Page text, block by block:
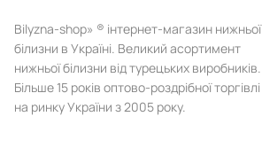
Bilyzna-shop» ® інтернет-магазин нижньої
білизни в Україні. Великий асортимент
нижньої білизни від турецьких виробників.
Більше 15 років оптово-роздрібної торгівлі
на ринку України з 2005 року.